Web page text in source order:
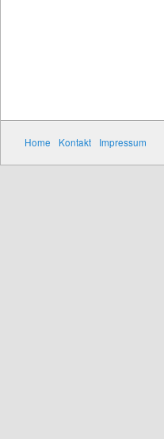
Home Kontakt Impressum